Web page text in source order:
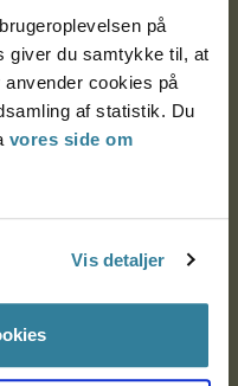
på
giver du samtykke til, at
cookies på
af statistik. Du
vores side om
Vis detaljer